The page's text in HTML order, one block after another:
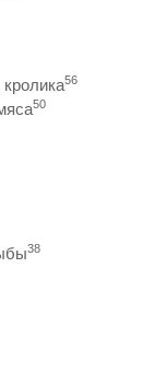
56
50
38